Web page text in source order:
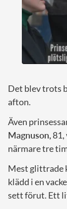
Det blev trots
afton.
Även
Magnuson, 81,
närmare tre
Mest glittrade
klädd i en
sett förut. Ett